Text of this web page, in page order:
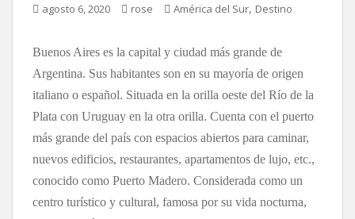
agosto 6, 2020 rose América del Sur, Destino
Buenos Aires es la capital y ciudad más grande de
Argentina. Sus habitantes son en su mayoría de origen
italiano o español. Situada en la orilla oeste del Río de la
Plata con Uruguay en la otra orilla. Cuenta con el puerto
más grande del país con espacios abiertos para caminar,
nuevos edificios, restaurantes, apartamentos de lujo, etc.,
conocido como Puerto Madero. Considerada como un
centro turístico y cultural, famosa por su vida nocturna,